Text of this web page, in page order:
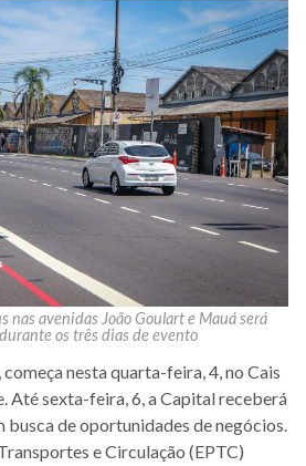
nas avenidas João Goulart e Mauá será
os três dias de evento
nesta quarta-feira, 4, no Cais
Até sexta-feira, 6, a Capital receberá
busca de oportunidades de negócios.
e Circulação (EPTC)